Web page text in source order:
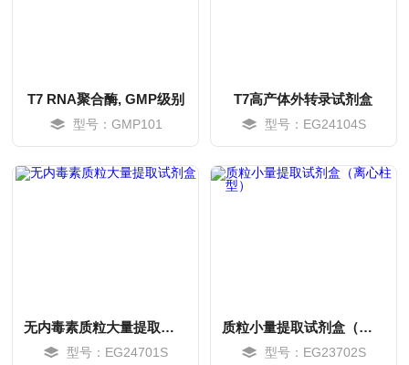
T7 RNA聚合酶, GMP级别
型号：GMP101
T7高产体外转录试剂盒
型号：EG24104S
无内毒素质粒大量提取试剂盒
型号：EG24701S
质粒小量提取试剂盒（离心柱型）
型号：EG23702S